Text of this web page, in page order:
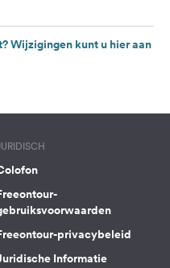
Wijzigingen kunt u hier aan
privacybeleid
Informatie